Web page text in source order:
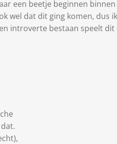
een beetje beginnen
wel dat dit ging komen, dus
introverte bestaan speelt